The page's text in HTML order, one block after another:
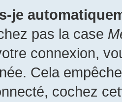
je
pas la case
connexion,
Cela
cochez